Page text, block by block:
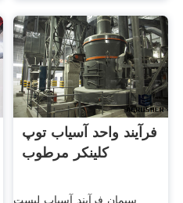
فرآیند واحد آسیاب توپ
کلینکر مرطوب